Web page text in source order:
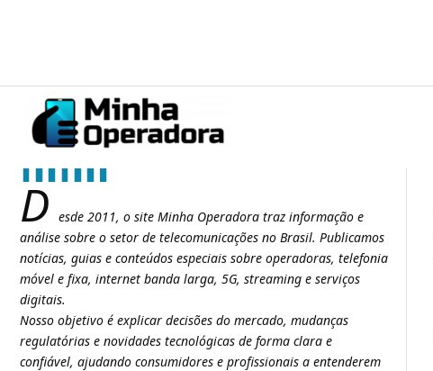
D esde 2011, o site Minha Operadora traz informação e
análise sobre o setor de telecomunicações no Brasil. Publicamos
notícias, guias e conteúdos especiais sobre operadoras, telefonia
móvel e fixa, internet banda larga, 5G, streaming e serviços
digitais.
Nosso objetivo é explicar decisões do mercado, mudanças
regulatórias e novidades tecnológicas de forma clara e
confiável, ajudando consumidores e profissionais a entenderem